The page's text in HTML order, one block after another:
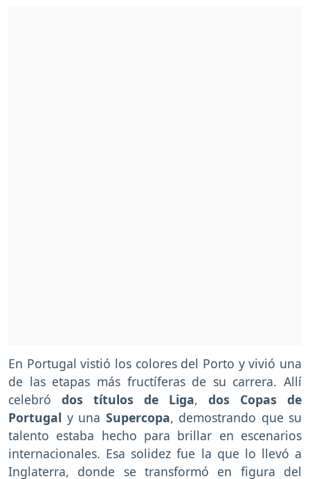
En Portugal vistió los colores del Porto y vivió una
de las etapas más fructíferas de su carrera. Allí
celebró dos títulos de Liga, dos Copas de
Portugal y una Supercopa, demostrando que su
talento estaba hecho para brillar en escenarios
internacionales. Esa solidez fue la que lo llevó a
Inglaterra, donde se transformó en figura del